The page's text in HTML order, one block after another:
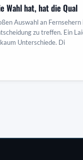
Wahl hat, hat die Qual
Auswahl an
zu treffen. Ein
Unterschiede. Di